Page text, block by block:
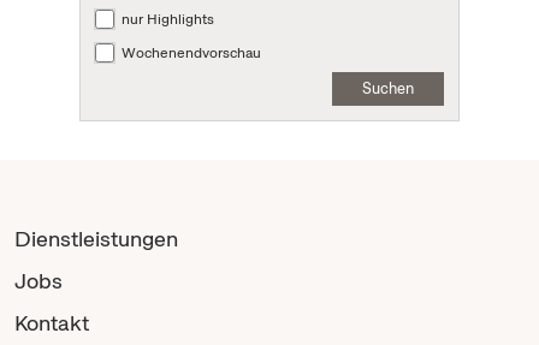
nur Highlights
Wochenendvorschau
Suchen
Dienstleistungen
Jobs
Kontakt